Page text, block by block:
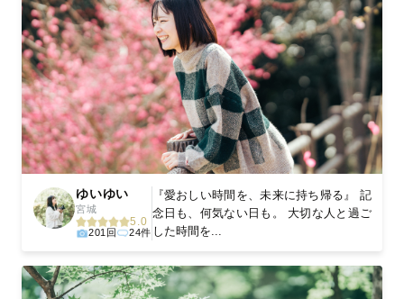
ゆいゆい
宮城
5.0
201回 24件
『愛おしい時間を、未来に持ち帰る』 記
念日も、何気ない日も。 大切な人と過ご
した時間を...